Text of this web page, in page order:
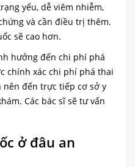
yếu, dễ viêm nhiễm,
và cần điều trị thêm.
sẽ cao hơn.
hưởng đến chi phí phá
chính xác chi phí phá thai
đến trực tiếp cơ sở y
Các bác sĩ sẽ tư vấn
ở đâu an